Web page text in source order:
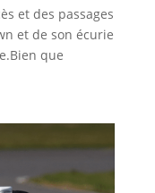
et des passages
et de son écurie
que